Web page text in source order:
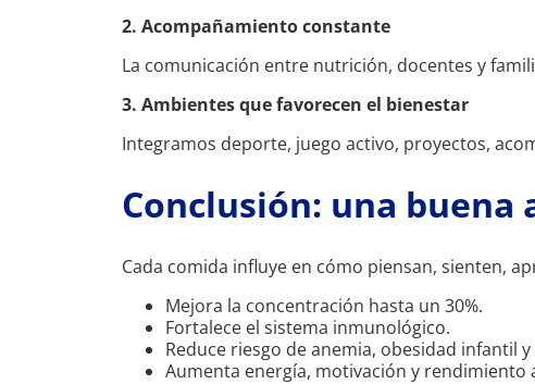
2. Acompañamiento constante
La comunicación entre nutrición, docentes y
3. Ambientes que favorecen el bienestar
Integramos deporte, juego activo, proyectos,
Conclusión: una
Cada comida influye en cómo piensan, sienten,
Mejora la concentración hasta un 30%.
Fortalece el sistema inmunológico.
Reduce riesgo de anemia, obesidad infantil
Aumenta energía, motivación y rendimiento